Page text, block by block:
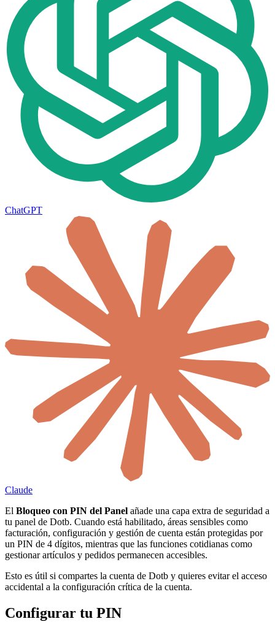
ChatGPT
Claude
El Bloqueo con PIN del Panel añade una capa extra de seguridad a
tu panel de Dotb. Cuando está habilitado, áreas sensibles como
facturación, configuración y gestión de cuenta están protegidas por
un PIN de 4 dígitos, mientras que las funciones cotidianas como
gestionar artículos y pedidos permanecen accesibles.
Esto es útil si compartes la cuenta de Dotb y quieres evitar el acceso
accidental a la configuración crítica de la cuenta.
Configurar tu PIN